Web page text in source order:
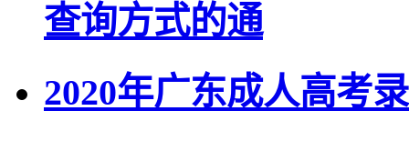
查询方式的通
2020年广东成人高考